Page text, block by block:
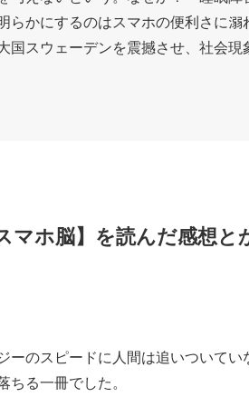
かにするのはスマホの便利さに溺
国スウェーデンを震撼させ、社会現
マホ脳】を読んだ感想と
ーのスピードに人間は追いついてい
ちる一冊でした。